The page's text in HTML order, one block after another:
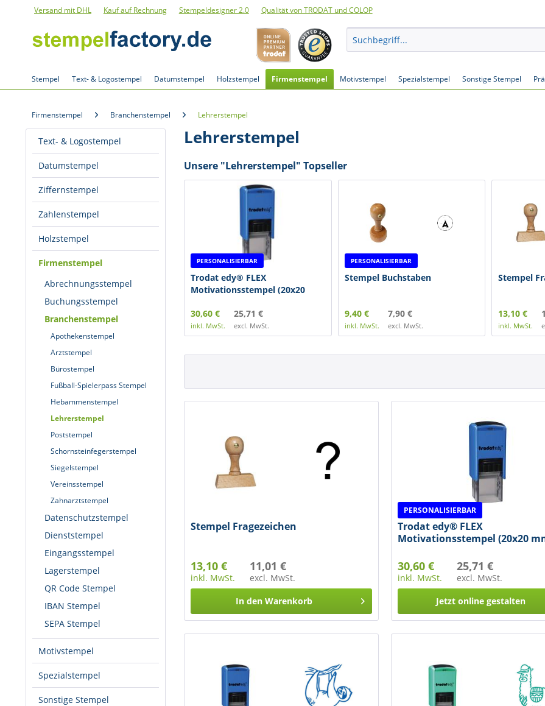
Versand mit DHL Kauf auf Rechnung Stempeldesigner 2.0 Qualität von TRODAT und COLOP
Stempel Text- & Logostempel Datumstempel Holzstempel Firmenstempel Motivstempel Spezialstempel Sonstige Stempel
Firmenstempel Branchenstempel Lehrerstempel
Text- & Logostempel
Datumstempel
Ziffernstempel
Zahlenstempel
Holzstempel
Firmenstempel
Abrechnungsstempel
Buchungsstempel
Branchenstempel
Apothekenstempel
Arztstempel
Bürostempel
Fußball-Spielerpass Stempel
Hebammenstempel
Lehrerstempel
Poststempel
Schornsteinfegerstempel
Siegelstempel
Vereinsstempel
Zahnarztstempel
Datenschutzstempel
Dienststempel
Eingangsstempel
Lagerstempel
QR Code Stempel
IBAN Stempel
SEPA Stempel
Motivstempel
Spezialstempel
Sonstige Stempel
Lehrerstempel
Unsere "Lehrerstempel" Topseller
PERSONALISIERBAR
Trodat edy® FLEX
Motivationsstempel (20x20
30,60 €
inkl. MwSt.
25,71 €
excl. MwSt.
PERSONALISIERBAR
Stempel Buchstaben
9,40 €
inkl. MwSt.
7,90 €
excl. MwSt.
Stempel
13,10 €
inkl. MwSt.
Stempel Fragezeichen
13,10 €
inkl. MwSt.
11,01 €
excl. MwSt.
In den Warenkorb
PERSONALISIERBAR
Trodat edy® FLEX
Motivationsstempel (20x20
30,60 €
inkl. MwSt.
25,71 €
excl. MwSt.
Jetzt online gestalten